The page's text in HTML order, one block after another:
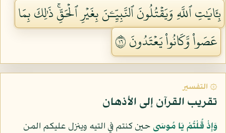
بِـَٔايَٰتِ ٱللَّهِ وَيَقۡتُلُونَ ٱلنَّبِيِّـۧنَ بِغَيۡرِ ٱلۡحَقِّۚ ذَٰلِكَ بِمَا
عَصَواْ وَّكَانُواْ يَعۡتَدُونَ ٦١
۞ التفسير
تقريب القرآن إلى الأذهان
وَإِذْ قُلْتُمْ يَا مُوسَى حين كنتم في التيه وينزل عليكم المن